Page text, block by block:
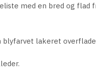
med en bred og
blyfarvet lakeret